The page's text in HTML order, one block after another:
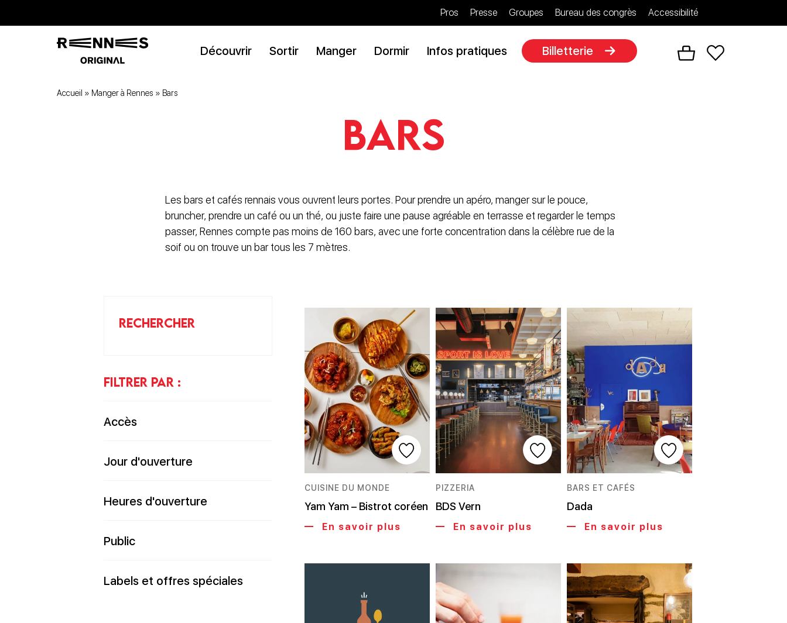
Pros Presse Groupes Bureau des congrès Accessibilité
Découvrir Sortir Manger Dormir Infos pratiques Billetterie
Accueil » Manger à Rennes » Bars
Bars
Les bars et cafés rennais vous ouvrent leurs portes. Pour prendre un apéro, manger sur le pouce,
bruncher, prendre un café ou un thé, ou juste faire une pause agréable en terrasse et regarder le temps
passer, Rennes compte pas moins de 160 bars, avec une forte concentration dans la célèbre rue de la
soif ou on trouve un bar tous les 7 mètres.
RECHERCHER
FILTRER PAR :
Accès
Jour d'ouverture
Heures d'ouverture
Public
Labels et offres spéciales
CUISINE DU MONDE
Yam Yam – Bistrot coréen
En savoir plus
PIZZERIA
BDS Vern
En savoir plus
BARS ET CAFÉS
Dada
En savoir plus